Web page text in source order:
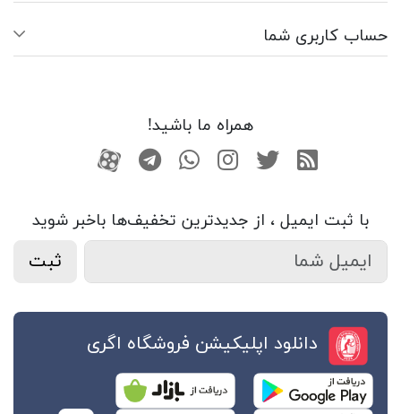
حساب کاربری شما
همراه ما باشید!
RSS توییتراینستاگرام
واتساپتلگرامآپارات
با ثبت ایمیل ، از جدید‌ترین تخفیف‌ها با‌خبر شوید
ثبت
دانلود اپلیکیشن فروشگاه اگری